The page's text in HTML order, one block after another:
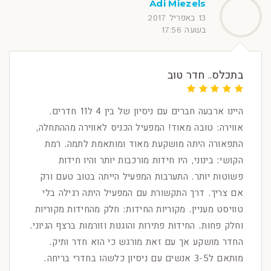
Adi Miezels
13 באפריל 2017
בשעה 17:56
בתכלס.. חדר טוב
היינו ארבעה חברים עם ניסיון של בין 4 ל11 חדרים.
אווירה: טובה מאוד! המפעיל הכניס לאווירה מההתחלה,
התפאורה היתה מושקעת מאוד ומותאמת לתמה. רמת
הקושי: בינוני, היו חידות מורכבות יותר והיו חידות
פשוטות יותר. התערבות המפעיל הייתה בטוב טעם ורק
אם צריך. דרך התקשורת עם המפעיל היתה רגילה בלי
טוויסט מעניין. מקוריות החידות: חלק מהחידות מקוריות
וחלק פחות. החידות פתירות והוגנות וזורמות ברצף הגיוני.
החדר מושקע אך עם זאת מורגש כי הוא חדר ותיק.
מותאם ל3-5 אנשים עם ניסיון כלשהו בחדרי בריחה.